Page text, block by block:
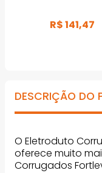
R$141,47
DESCRIÇÃO DO
O Eletroduto
oferece muito
Corrugados